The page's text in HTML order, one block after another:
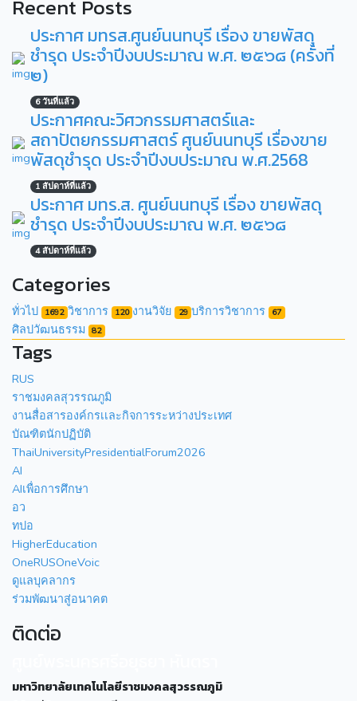
Recent Posts
ประกาศ มทรส.ศูนย์นนทบุรี เรื่อง ขายพัสดุ
ชำรุด ประจำปีงบประมาณ พ.ศ. ๒๕๖๘ (ครั้งที่
๒)
6 วันที่แล้ว
ประกาศคณะวิศวกรรมศาสตร์และ
สถาปัตยกรรมศาสตร์ ศูนย์นนทบุรี เรื่องขาย
พัสดุชำรุด ประจำปีงบประมาณ พ.ศ.2568
1 สัปดาห์ที่แล้ว
ประกาศ มทร.ส. ศูนย์นนทบุรี เรื่อง ขายพัสดุ
ชำรุด ประจำปีงบประมาณ พ.ศ. ๒๕๖๘
4 สัปดาห์ที่แล้ว
Categories
ทั่วไป 1692 วิชาการ 120 งานวิจัย 29 บริการวิชาการ 67
ศิลปวัฒนธรรม 82
Tags
RUS
ราชมงคลสุวรรณภูมิ
งานสื่อสารองค์กรเเละกิจการระหว่างประเทศ
บัณฑิตนักปฏิบัติ
ThaiUniversityPresidentialForum2026
AI
AIเพื่อการศึกษา
อว
ทปอ
HigherEducation
OneRUSOneVoic
ดูแลบุคลากร
ร่วมพัฒนาสู่อนาคต
ติดต่อ
มหาวิทยาลัยเทคโนโลยีราชมงคลสุวรรณภูมิ